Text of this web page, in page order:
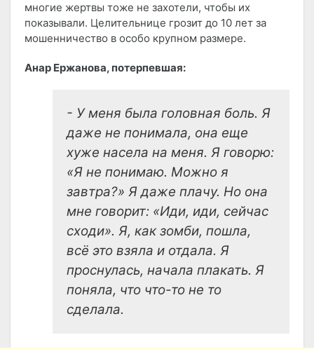
многие жертвы тоже не захотели, чтобы их
показывали. Целительнице грозит до 10 лет за
мошенничество в особо крупном размере.
Анар Ержанова, потерпевшая:
- У меня была головная боль. Я
даже не понимала, она еще
хуже насела на меня. Я говорю:
«Я не понимаю. Можно я
завтра?» Я даже плачу. Но она
мне говорит: «Иди, иди, сейчас
сходи». Я, как зомби, пошла,
всё это взяла и отдала. Я
проснулась, начала плакать. Я
поняла, что что-то не то
сделала.